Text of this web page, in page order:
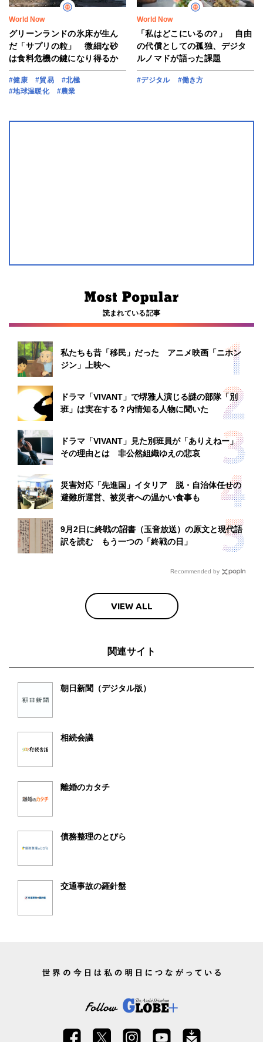
World Now
グリーンランドの氷床が生ん
だ「サプリの粒」 微細な砂
は食料危機の鍵になり得るか
#健康 #貿易
#北極
#地球温暖化
#農業
World Now
「私はどこにいるの?」 自由
の代償としての孤独、デジタ
ルノマドが語った課題
#デジタル #働き方
読まれている記事
私たちも昔「移民」だった アニメ映画「ニホン
ジン」上映へ
ドラマ「VIVANT」で堺雅人演じる謎の部隊「別
班」は実在する？内情知る人物に聞いた
ドラマ「VIVANT」見た別班員が「ありえねー」
その理由とは 非公然組織ゆえの悲哀
災害対応「先進国」イタリア 脱・自治体任せの
避難所運営、被災者への温かい食事も
9月2日に終戦の詔書（玉音放送）の原文と現代語
訳を読む もう一つの「終戦の日」
Recommended by
VIEW ALL
関連サイト
朝日新聞（デジタル版）
相続会議
離婚のカタチ
債務整理のとびら
交通事故の羅針盤